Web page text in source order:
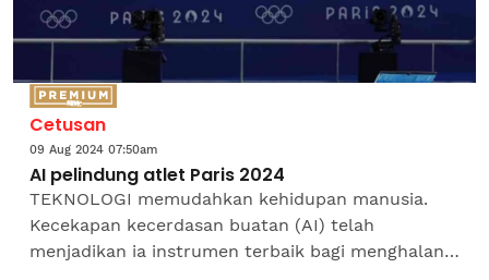
Cetusan
09 Aug 2024 07:50am
AI pelindung atlet Paris 2024
TEKNOLOGI memudahkan kehidupan manusia.
Kecekapan kecerdasan buatan (AI) telah
menjadikan ia instrumen terbaik bagi menghalang